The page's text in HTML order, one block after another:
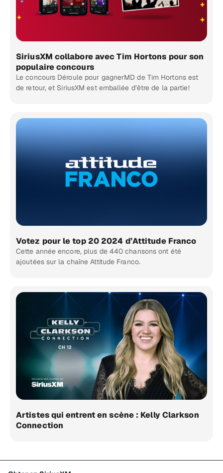
SiriusXM collabore avec Tim Hortons pour son
populaire concours
Le concours Déroule pour gagnerMD de Tim Hortons est
de retour, et SiriusXM est emballée d’être de la partie!
Votez pour le top 20 2024 d’Attitude Franco
Cette année encore, plus de 440 chansons ont été
ajoutées sur la chaîne Attitude Franco.
Artistes qui entrent en scène : Kelly Clarkson
Connection